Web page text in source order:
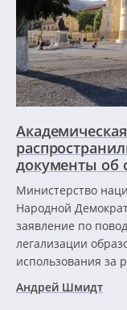
документы об
Министерство
Народной
заявление по
легализации
использования за
Андрей Шмидт